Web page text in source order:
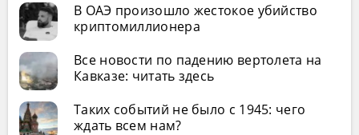
В ОАЭ произошло жестокое убийство
криптомиллионера
Все новости по падению вертолета на
Кавказе: читать здесь
Таких событий не было с 1945: чего
ждать всем нам?